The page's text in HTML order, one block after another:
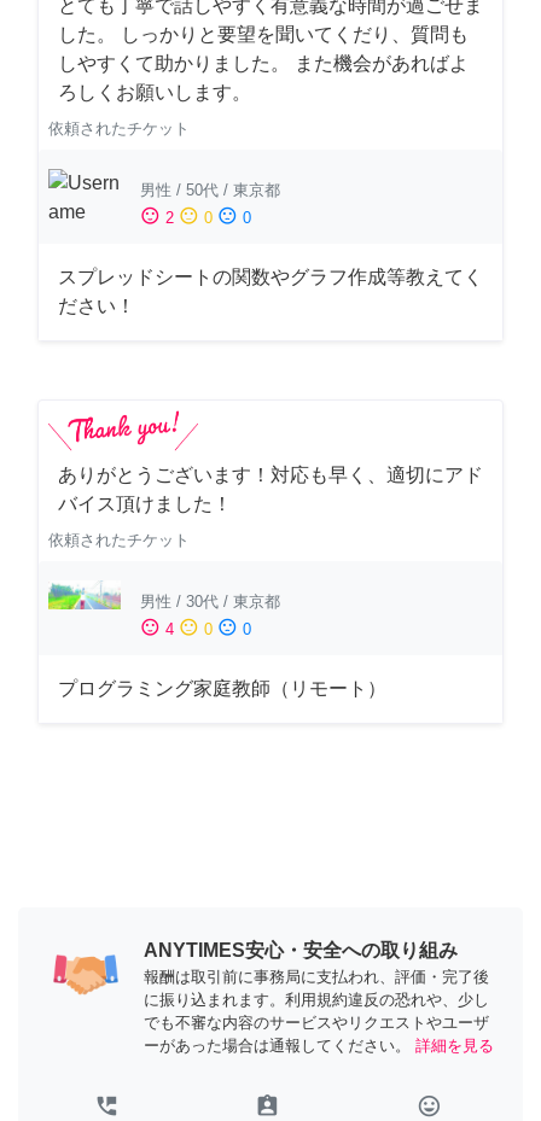
とても丁寧で話しやすく有意義な時間が過ごせま
した。 しっかりと要望を聞いてくだり、質問も
しやすくて助かりました。 また機会があればよ
ろしくお願いします。
依頼されたチケット
男性 / 50代 / 東京都
sentiment_satisfied 2 sentiment_neutral 0 sentiment_dissatisfied 0
スプレッドシートの関数やグラフ作成等教えてく
ださい！
ありがとうございます！対応も早く、適切にアド
バイス頂けました！
依頼されたチケット
男性 / 30代 / 東京都
sentiment_satisfied 4 sentiment_neutral 0 sentiment_dissatisfied 0
プログラミング家庭教師（リモート）
ANYTIMES安心・安全への取り組み
報酬は取引前に事務局に支払われ、評価・完了後
に振り込まれます。利用規約違反の恐れや、少し
でも不審な内容のサービスやリクエストやユーザ
ーがあった場合は通報してください。
詳細を見る
perm_phone_msg assignment_ind tag_faces